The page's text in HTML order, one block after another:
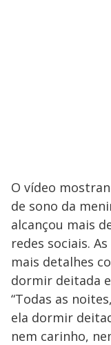
O vídeo
de sono da
alcançou mais
redes sociais.
mais detalhes
dormir deitada
“Todas as
ela dormir
nem carinho,